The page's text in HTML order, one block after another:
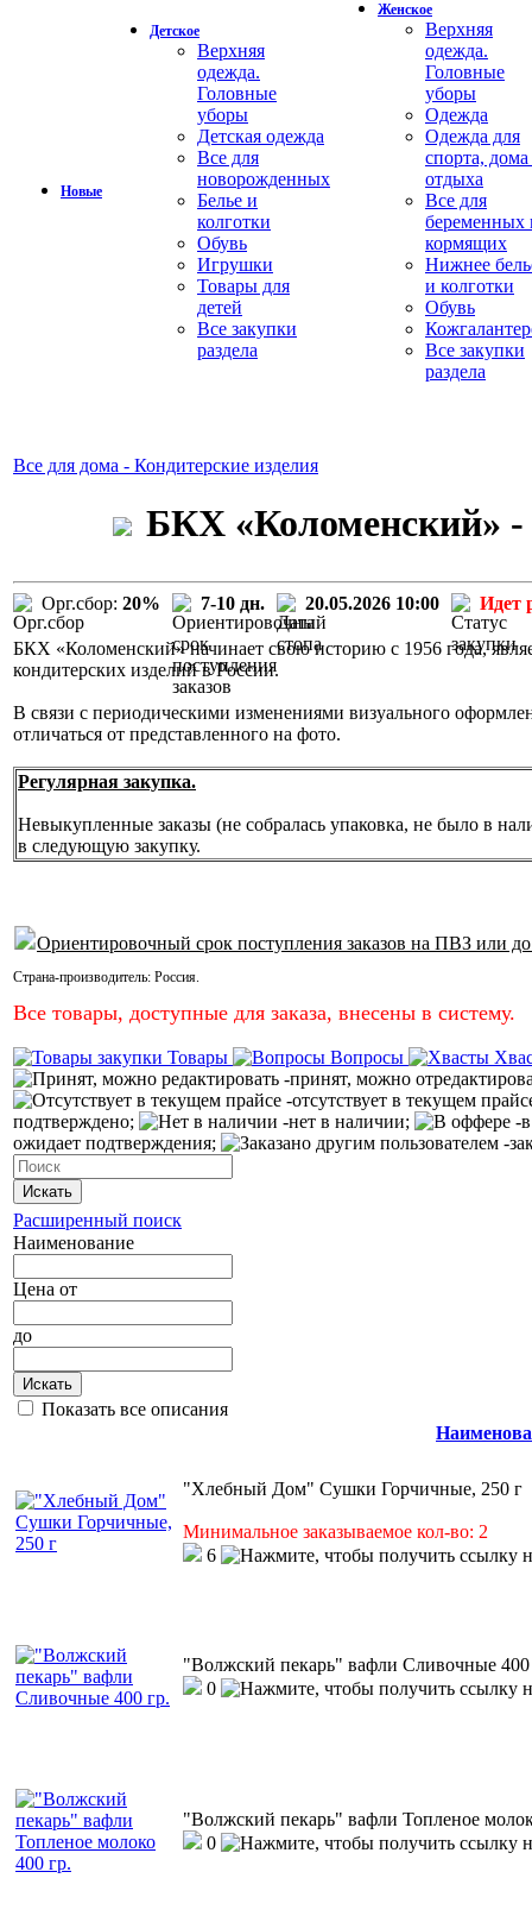
Новые
Детское
Верхняя
одежда.
Головные
уборы
Детская одежда
Все для
новорожденных
Белье и
колготки
Обувь
Игрушки
Товары для
детей
Все закупки
раздела
Женское
Верхняя
одежда.
Головные
уборы
Одежда
Одежда для
спорта,
отдыха
Все для
беременных
кормящих
Нижнее
и колготки
Обувь
Все закупки
раздела
Все для дома - Кондитерские изделия
БКХ «Коломенский»
Орг.сбор: 20% 7-10 дн. 20.05.2026 10:00 Идет
БКХ «Коломенский» начинает свою историю с 1956 года,
кондитерских изделий в России.
В связи с периодическими изменениями визуального
отличаться от представленного на фото.
Регулярная закупка.
Невыкупленные заказы (не собралась упаковка, не было в
в следующую закупку.
Ориентировочный срок поступления заказов на ПВЗ или
Страна-производитель: Россия.
Все товары, доступные для заказа, внесены в систему.
Товары Вопросы
-принят, можно
-отсутствует в текущем
подтверждено;
-нет в наличии;
-
ожидает подтверждения;
-
Искать
Расширенный поиск
Наименование
Цена от
до
Искать
Показать все описания
"Хлебный Дом" Сушки Горчичные, 250 г
Минимальное заказываемое кол-во: 2
6
"Волжский пекарь" вафли Сливочные 400
0
"Волжский пекарь" вафли Топленое
0